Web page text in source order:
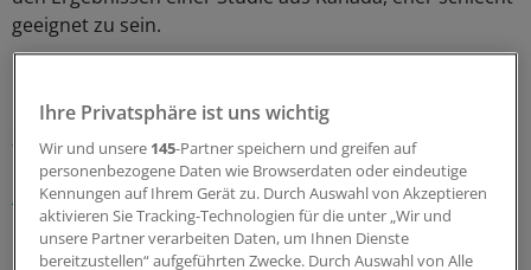
geeignet zu sein.
McMaster-Universität im kanadischen Hamilton hat sich
zusammen mit Kollegen einen systematischen Überblick
über sieben Studien zu dem Thema verschafft (Ann Fam
Med 2018; 16: 149-154).
Die Metaanalyse der Daten von mehr als 9000
Ihre Privatsphäre ist uns wichtig
Wir und unsere 145-Partner speichern und greifen auf
personenbezogene Daten wie Browserdaten oder eindeutige
Kennungen auf Ihrem Gerät zu. Durch Auswahl von Akzeptieren
aktivieren Sie Tracking-Technologien für die unter „Wir und
unsere Partner verarbeiten Daten, um Ihnen Dienste
bereitzustellen“ aufgeführten Zwecke. Durch Auswahl von Alle